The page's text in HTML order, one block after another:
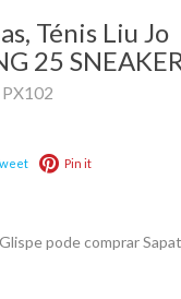
Ténis Liu Jo
25
Pin it
pode comprar